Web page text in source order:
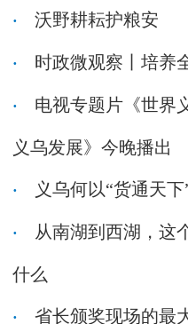
沃野耕耘护粮安
时政微观察丨培养
电视专题片《世
义乌发展》今晚播出
义乌何以“货通天下
从南湖到西湖，这
什么
省长颁奖现场的最